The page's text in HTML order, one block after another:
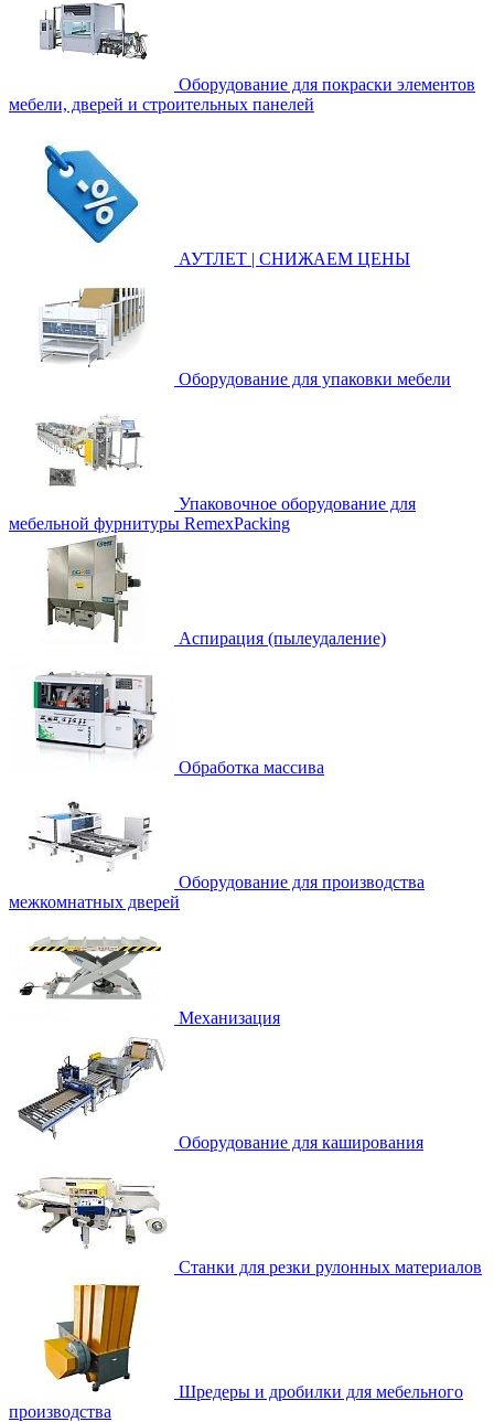
Оборудование для покраски элементов
мебели, дверей и строительных панелей
АУТЛЕТ | СНИЖАЕМ ЦЕНЫ
Оборудование для упаковки мебели
Упаковочное оборудование для
мебельной фурнитуры RemexPacking
Аспирация (пылеудаление)
Обработка массива
Оборудование для производства
межкомнатных дверей
Механизация
Оборудование для каширования
Станки для резки рулонных материалов
Шредеры и дробилки для мебельного
производства